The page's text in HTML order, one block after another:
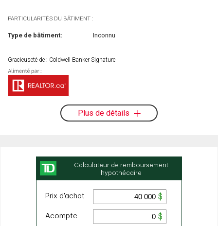
PARTICULARITÉS DU BÂTIMENT :
Type de bâtiment: Inconnu
Gracieuseté de : Coldwell Banker Signature
Plus de détails